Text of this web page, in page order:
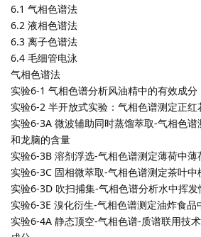
6.1 气相色谱法
6.2 液相色谱法
6.3 离子色谱法
6.4 毛细管电泳
气相色谱法
实验6-1 气相色谱分析风油精中的有效成分
实验6-2 半开放式实验：气相色谱测定正
实验6-3A 微波辅助同时蒸馏萃取-气相色
和龙脑的含量
实验6-3B 溶剂浮选-气相色谱测定薄荷中薄
实验6-3C 固相微萃取-气相色谱测定茶叶
实验6-3D 吹扫捕集-气相色谱分析水中挥发
实验6-3E 溴化衍生-气相色谱测定油炸食品
实验6-4A 静态顶空-气相色谱-质谱联用技